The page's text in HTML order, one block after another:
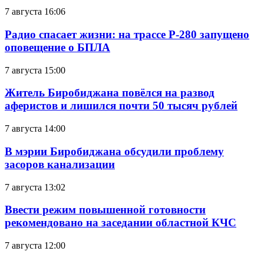
7 августа 16:06
Радио спасает жизни: на трассе Р-280 запущено
оповещение о БПЛА
7 августа 15:00
Житель Биробиджана повёлся на развод
аферистов и лишился почти 50 тысяч рублей
7 августа 14:00
В мэрии Биробиджана обсудили проблему
засоров канализации
7 августа 13:02
Ввести режим повышенной готовности
рекомендовано на заседании областной КЧС
7 августа 12:00